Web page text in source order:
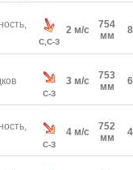
С,С-З
2 м/с
754
мм
С-З
3 м/с
753
мм
С-З
4 м/с
752
мм